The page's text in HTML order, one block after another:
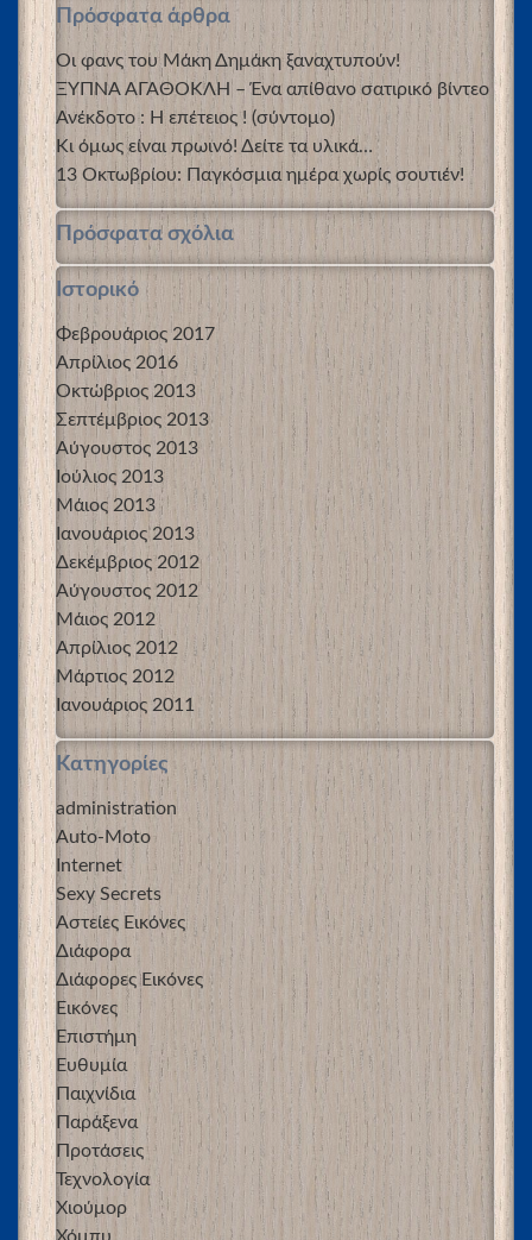
Πρόσφατα άρθρα
Οι φανς του Μάκη Δημάκη ξαναχτυπούν!
ΞΥΠΝΑ ΑΓΑΘΟΚΛΗ – Ένα απίθανο σατιρικό βίντεο
Ανέκδοτο : Η επέτειος ! (σύντομο)
Κι όμως είναι πρωινό! Δείτε τα υλικά…
13 Οκτωβρίου: Παγκόσμια ημέρα χωρίς σουτιέν!
Πρόσφατα σχόλια
Ιστορικό
Φεβρουάριος 2017
Απρίλιος 2016
Οκτώβριος 2013
Σεπτέμβριος 2013
Αύγουστος 2013
Ιούλιος 2013
Μάιος 2013
Ιανουάριος 2013
Δεκέμβριος 2012
Αύγουστος 2012
Μάιος 2012
Απρίλιος 2012
Μάρτιος 2012
Ιανουάριος 2011
Kατηγορίες
administration
Auto-Moto
Internet
Sexy Secrets
Αστείες Εικόνες
Διάφορα
Διάφορες Εικόνες
Εικόνες
Επιστήμη
Ευθυμία
Παιχνίδια
Παράξενα
Προτάσεις
Τεχνολογία
Χιούμορ
Χόμπυ